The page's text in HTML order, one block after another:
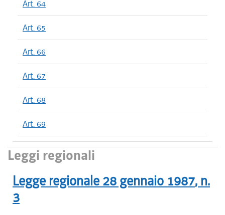
Art. 64
Art. 65
Art. 66
Art. 67
Art. 68
Art. 69
Leggi regionali
Legge regionale 28 gennaio 1987, n.
3